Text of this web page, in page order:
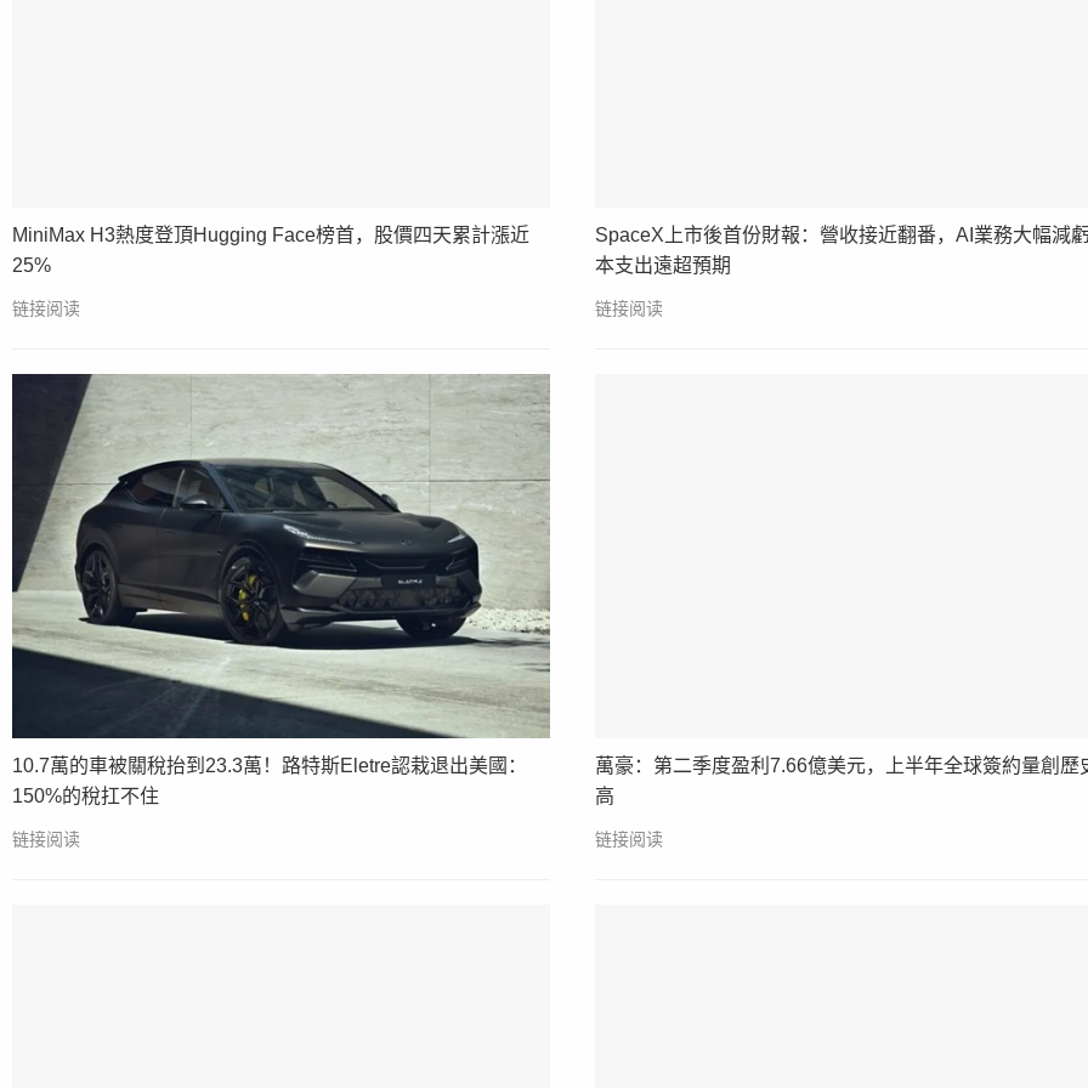
MiniMax H3熱度登頂Hugging Face榜首，股價四天累計漲近
25%
链接阅读
SpaceX上市後首份財報：營收接近翻番，AI業務大幅減
本支出遠超預期
链接阅读
10.7萬的車被關稅抬到23.3萬！路特斯Eletre認栽退出美國：
150%的稅扛不住
链接阅读
萬豪：第二季度盈利7.66億美元，上半年全球簽約量創歷
高
链接阅读